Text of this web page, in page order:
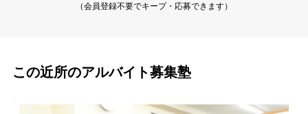
（会員登録不要でキープ・応募できます）
この近所のアルバイト募集塾